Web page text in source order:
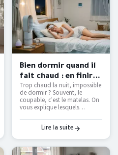
Bien dormir quand il
fait chaud : en finir
avec les nuits moites
— Literie Bottz Liège
Trop chaud la nuit, impossible
de dormir ? Souvent, le
coupable, c'est le matelas. On
vous explique lesquels
vraiment, et comment
retrouver des nuits fraîches
sans tout remplacer.
Lire la suite